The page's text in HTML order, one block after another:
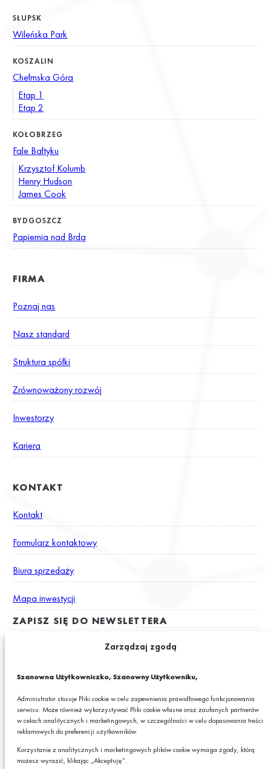
Zarządzaj zgodą
Szanowna Użytkowniczko, Szanowny Użytkowniku,
Administrator stosuje Pliki cookie w celu zapewnienia prawidłowego funkcjonowania
serwisu. Może również wykorzystywać Pliki cookie własne oraz zaufanych partnerów
w celach analitycznych i marketingowych, w szczególności w celu dopasowania treści
reklamowych do preferencji użytkowników.
Korzystanie z analitycznych i marketingowych plików cookie wymaga zgody, którą
możesz wyrazić, klikając „Akceptuję”.
SŁUPSK
Wileńska Park
KOSZALIN
Chełmska Góra
Etap 1
Etap 2
KOŁOBRZEG
Fale Bałtyku
Krzysztof Kolumb
Henry Hudson
James Cook
BYDGOSZCZ
Papiernia nad Brdą
FIRMA
Poznaj nas
Nasz standard
Struktura spółki
Zrównoważony rozwój
Inwestorzy
Kariera
KONTAKT
Kontakt
Formularz kontaktowy
Biura sprzedaży
Mapa inwestycji
ZAPISZ SIĘ DO NEWSLETTERA
adres e-mail newslettera z informacjami o ciekawych promocjach,
produktach lub usługach GRANIT S.A.*
* Pola obowiązkowe
Podając swój adres e-mail wyrażasz zgodę na otrzymywanie drogą elektroniczną,
produktach lub usługach GRANIT S.A. oraz zgodę na przetwarzanie przez GRANIT
S.A. Twoich danych osobowych w postaci tego adresu e-mail. Szczegółowe zasady